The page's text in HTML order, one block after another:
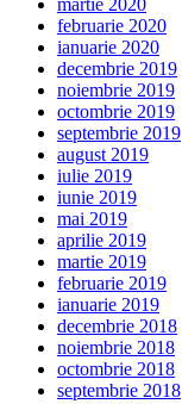
februarie 2020
ianuarie 2020
decembrie 2019
noiembrie 2019
octombrie 2019
septembrie 2019
august 2019
iulie 2019
iunie 2019
mai 2019
aprilie 2019
martie 2019
februarie 2019
ianuarie 2019
decembrie 2018
noiembrie 2018
octombrie 2018
septembrie 2018